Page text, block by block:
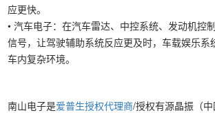
应更快。
• 汽车电子：在汽车雷达、中控系统、发动机控
信号，让驾驶辅助系统反应更及时，车载娱乐系
车内复杂环境。
南山电子是爱普生授权代理商/授权有源晶振（